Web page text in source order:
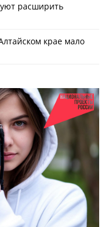
расширить
крае мало